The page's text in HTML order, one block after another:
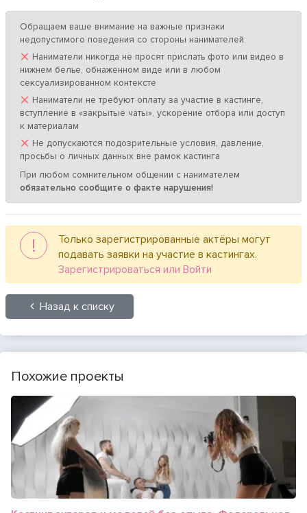
Обращаем ваше внимание на важные признаки
недопустимого поведения со стороны нанимателей:
× Наниматели никогда не просят прислать фото или видео в
нижнем белье, обнаженном виде или в любом
сексуализированном контексте
× Наниматели не требуют оплату за участие в кастинге,
вступление в «закрытые чаты», ускорение отбора или доступ
к материалам
× Не допускаются подозрительные условия, давление,
просьбы о личных данных вне рамок кастинга
При любом сомнительном общении с нанимателем
обязательно сообщите о факте нарушения!
!
Только зарегистрированные актёры могут
подавать заявки на участие в кастингах.
Зарегистрироваться или Войти
Назад к списку
Похожие проекты